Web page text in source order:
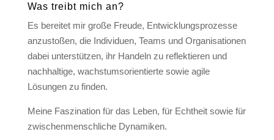
Was treibt mich an?
Es bereitet mir große Freude, Entwicklungsprozesse
anzustoßen, die Individuen, Teams und Organisationen
dabei unterstützen, ihr Handeln zu reflektieren und
nachhaltige, wachstumsorientierte sowie agile
Lösungen zu finden.
Meine Faszination für das Leben, für Echtheit sowie für
zwischenmenschliche Dynamiken.